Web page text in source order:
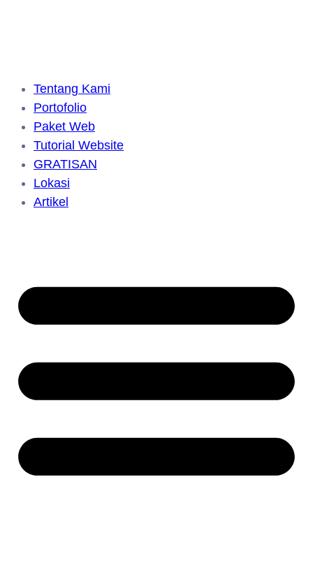
Tentang Kami
Portofolio
Paket Web
Tutorial Website
GRATISAN
Lokasi
Artikel